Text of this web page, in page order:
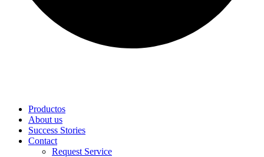
Productos
About us
Success Stories
Contact
Request Service